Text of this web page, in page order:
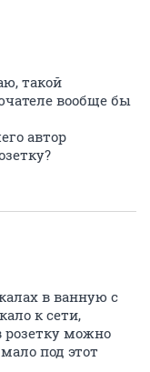
такой
вообще бы
автор
в ванную с
к сети,
розетку можно
под этот